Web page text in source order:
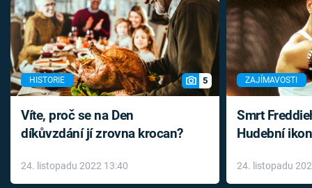
HISTORIE 5
Víte, proč se na Den
díkůvzdání jí zrovna krocan?
24. listopadu 2022 13:40
ZAJÍMAVOSTI
Smrt
Hudební
léky
24. listopadu